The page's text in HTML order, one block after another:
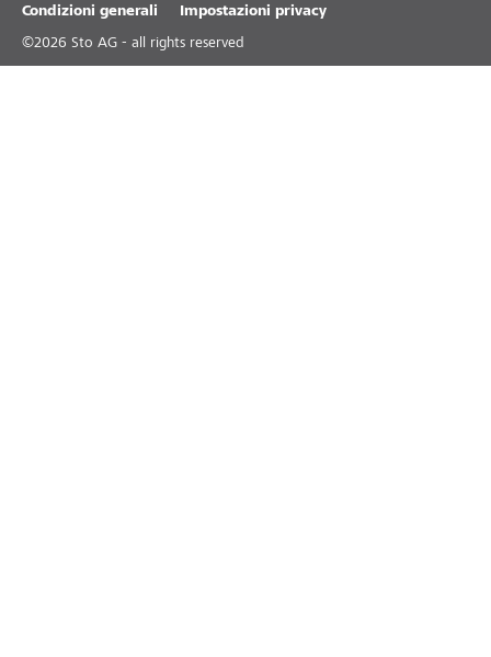
Condizioni generali
Impostazioni privacy
©2026 Sto AG - all rights reserved